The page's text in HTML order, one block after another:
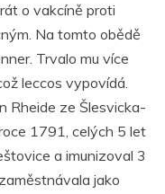
o vakcíně proti
Na tomto obědě
Trvalo mu více
leccos vypovídá.
Rheide ze Šlesvicka-
1791, celých 5 let
a imunizoval 3
jako